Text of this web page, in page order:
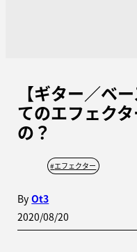
【ギター／ベ
てのエフェク
の？
#エフェクター
By Ot3
2020/08/20